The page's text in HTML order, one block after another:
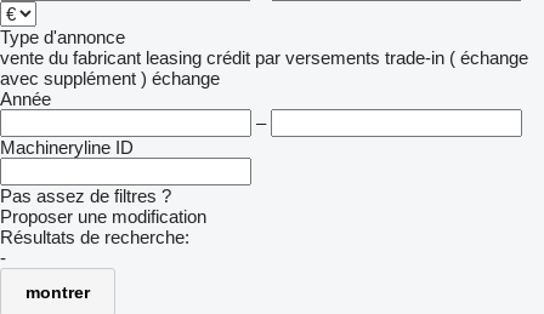
Type d'annonce
vente du fabricant leasing crédit par versements trade-in ( échange
avec supplément ) échange
Année
–
Machineryline ID
Pas assez de filtres ?
Proposer une modification
Résultats de recherche:
-
montrer